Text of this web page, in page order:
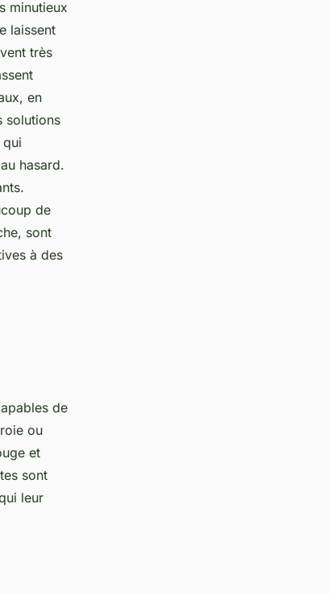
minutieux
laissent
très
en
solutions
hasard.
de
sont
à des
de
ou
et
sont
leur